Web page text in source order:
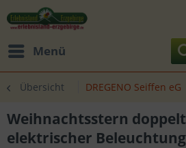
Menü
Übersicht DREGENO Seiffen eG
Weihnachtsstern
elektrischer Beleuchtung